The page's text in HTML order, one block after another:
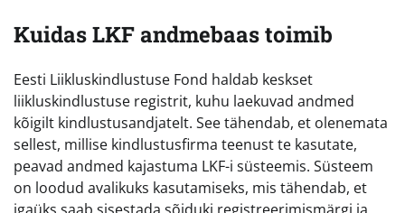
Kuidas LKF andmebaas toimib
Eesti Liikluskindlustuse Fond haldab keskset
liikluskindlustuse registrit, kuhu laekuvad andmed
kõigilt kindlustusandjatelt. See tähendab, et olenemata
sellest, millise kindlustusfirma teenust te kasutate,
peavad andmed kajastuma LKF-i süsteemis. Süsteem
on loodud avalikuks kasutamiseks, mis tähendab, et